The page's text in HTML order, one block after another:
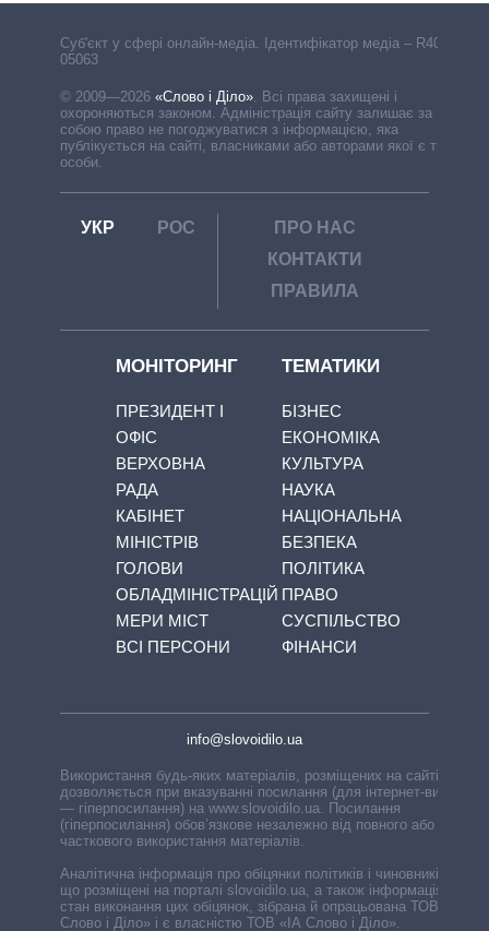
Cуб'єкт у сфері онлайн-медіа. Ідентифікатор медіа – R40-
05063
© 2009—2026 «Слово і Діло». Всі права захищені і
охороняються законом. Адміністрація сайту залишає за
собою право не погоджуватися з інформацією, яка
публікується на сайті, власниками або авторами якої є треті
особи.
УКР РОС
ПРО НАС
КОНТАКТИ
ПРАВИЛА
МОНІТОРИНГ
ПРЕЗИДЕНТ І
ОФІС
ВЕРХОВНА
РАДА
КАБІНЕТ
МІНІСТРІВ
ГОЛОВИ
ОБЛАДМІНІСТРАЦІЙ
МЕРИ МІСТ
ВСІ ПЕРСОНИ
ТЕМАТИКИ
БІЗНЕС
ЕКОНОМІКА
КУЛЬТУРА
НАУКА
НАЦІОНАЛЬНА
БЕЗПЕКА
ПОЛІТИКА
ПРАВО
СУСПІЛЬСТВО
ФІНАНСИ
info@slovoidilo.ua
Використання будь-яких матеріалів, розміщених на сайті,
дозволяється при вказуванні посилання (для інтернет-видань
— гіперпосилання) на www.slovoidilo.ua. Посилання
(гіперпосилання) обов’язкове незалежно від повного або
часткового використання матеріалів.
Аналітична інформація про обіцянки політиків і чиновників,
що розміщені на порталі slovoidilo.ua, а також інформація про
стан виконання цих обіцянок, зібрана й опрацьована ТОВ «ІА
Слово і Діло» і є власністю ТОВ «ІА Слово і Діло».